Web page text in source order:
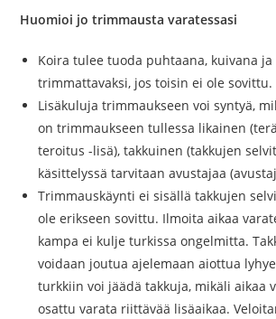
Huomioi jo trimmausta varatessasi
Koira tulee tuoda puhtaana, kuivana
trimmattavaksi, jos toisin ei ole sovittu.
Lisäkuluja trimmaukseen voi syntyä,
on trimmaukseen tullessa likainen
teroitus -lisä), takkuinen (takkujen
käsittelyssä tarvitaan avustajaa
Trimmauskäynti ei sisällä takkujen
ole erikseen sovittu. Ilmoita aikaa
kampa ei kulje turkissa ongelmitta.
voidaan joutua ajelemaan aiottua
turkkiin voi jäädä takkuja, mikäli aikaa
osattu varata riittävää lisäaikaa.